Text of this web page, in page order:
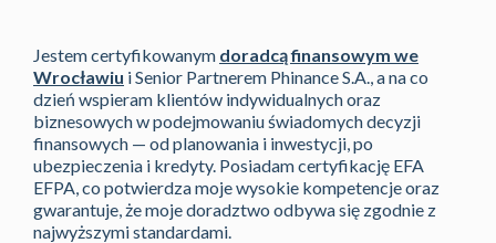
Jestem certyfikowanym doradcą finansowym we
Wrocławiu i Senior Partnerem Phinance S.A., a na co
dzień wspieram klientów indywidualnych oraz
biznesowych w podejmowaniu świadomych decyzji
finansowych — od planowania i inwestycji, po
ubezpieczenia i kredyty. Posiadam certyfikację EFA
EFPA, co potwierdza moje wysokie kompetencje oraz
gwarantuje, że moje doradztwo odbywa się zgodnie z
najwyższymi standardami.